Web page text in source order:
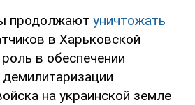
продолжают уничтожать
в Харьковской
в обеспечении
на украинской земле